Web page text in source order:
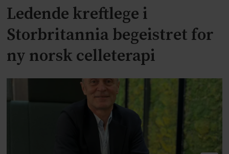
Ledende kreftlege i
Storbritannia begeistret for
ny norsk celleterapi